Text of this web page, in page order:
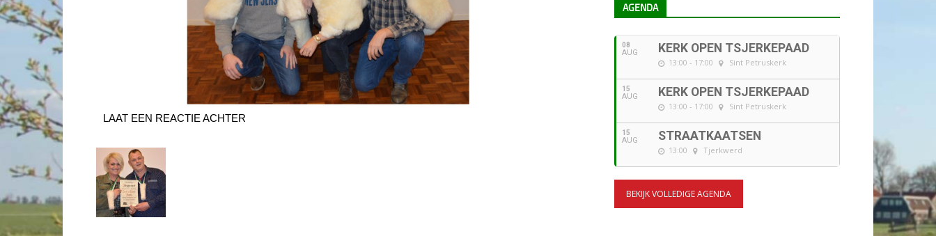
LAAT EEN REACTIE ACHTER
AGENDA
08
AUG KERK OPEN TSJERKEPAAD
13:00 - 17:00 Sint Petruskerk
15
AUG KERK OPEN TSJERKEPAAD
13:00 - 17:00 Sint Petruskerk
15
AUG STRAATKAATSEN
13:00 Tjerkwerd
BEKIJK VOLLEDIGE AGENDA